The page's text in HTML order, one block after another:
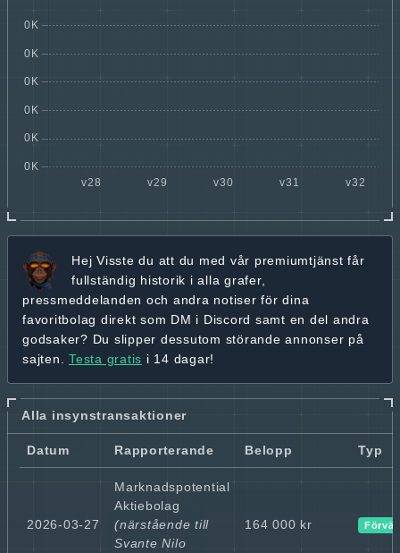
Hej Visste du att du med vår premiumtjänst får
fullständig historik i alla grafer,
pressmeddelanden och andra notiser för dina
favoritbolag direkt som DM i Discord samt en del andra
godsaker? Du slipper dessutom störande annonser på
sajten. Testa gratis i 14 dagar!
Alla insynstransaktioner
Datum Rapporterande Belopp Typ
2026-03-27
Marknadspotential
Aktiebolag
(närstående till
Svante Nilo
164 000 kr